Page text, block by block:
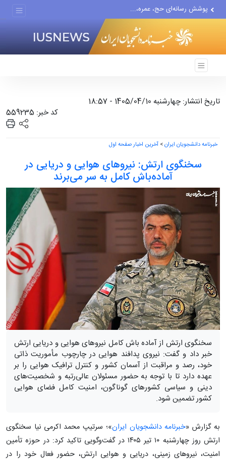
پوشش رسانه‌ای حج، عمره،...
هیچ واحد تولیدی در تهران...
گزارش رسانه آمریکایی از...
تاریخ انتشار: چهارشنبه 1405/04/10 - 18:57
کد خبر: 559235
خبرنامه دانشجویان ایران> آخرین اخبار صفحه اول
سخنگوی ارتش: نیروهای هوایی و دریایی در
آماده‌باش کامل به سر می‌برند
سخنگوی ارتش از آماده باش کامل نیروهای هوایی و دریایی ارتش
خبر داد و گفت: نیروی پدافند هوایی در چارچوب مأموریت ذاتی
خود، رصد و مراقبت از آسمان کشور و کنترل ترافیک هوایی را بر
عهده دارد تا با توجه به حضور مسئولان عالی‌رتبه و شخصیت‌های
دینی و سیاسی کشورهای گوناگون، امنیت کامل فضای هوایی
کشور تضمین شود.
به گزارش «خبرنامه دانشجویان ایران»؛ سرتیپ محمد اکرمی نیا سخنگوی
ارتش روز چهارشنبه ۱۰ تیر ۱۴۰۵ در گفت‌وگویی تاکید کرد: در حوزه تأمین
امنیت، نیروهای زمینی، دریایی و هوایی ارتش، حضور فعال خود را در